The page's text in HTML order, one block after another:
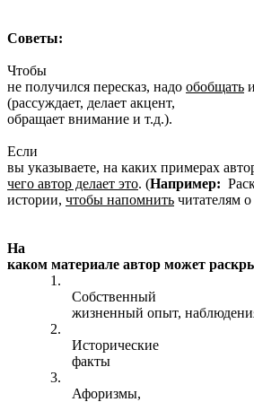
Советы:
Чтобы
не получился пересказ, надо обобщать
(рассуждает, делает акцент,
обращает внимание и т.д.).
Если
вы указываете, на каких примерах
чего автор делает это. (Например:
истории, чтобы напомнить читателям
На
каком материале автор может
1.
Собственный
жизненный опыт,
2.
Исторические
факты
3.
Афоризмы,